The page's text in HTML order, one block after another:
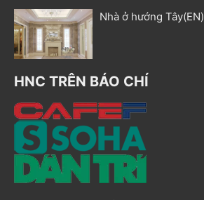
Nhà ở hướng Tây(EN)
HNC TRÊN BÁO CHÍ